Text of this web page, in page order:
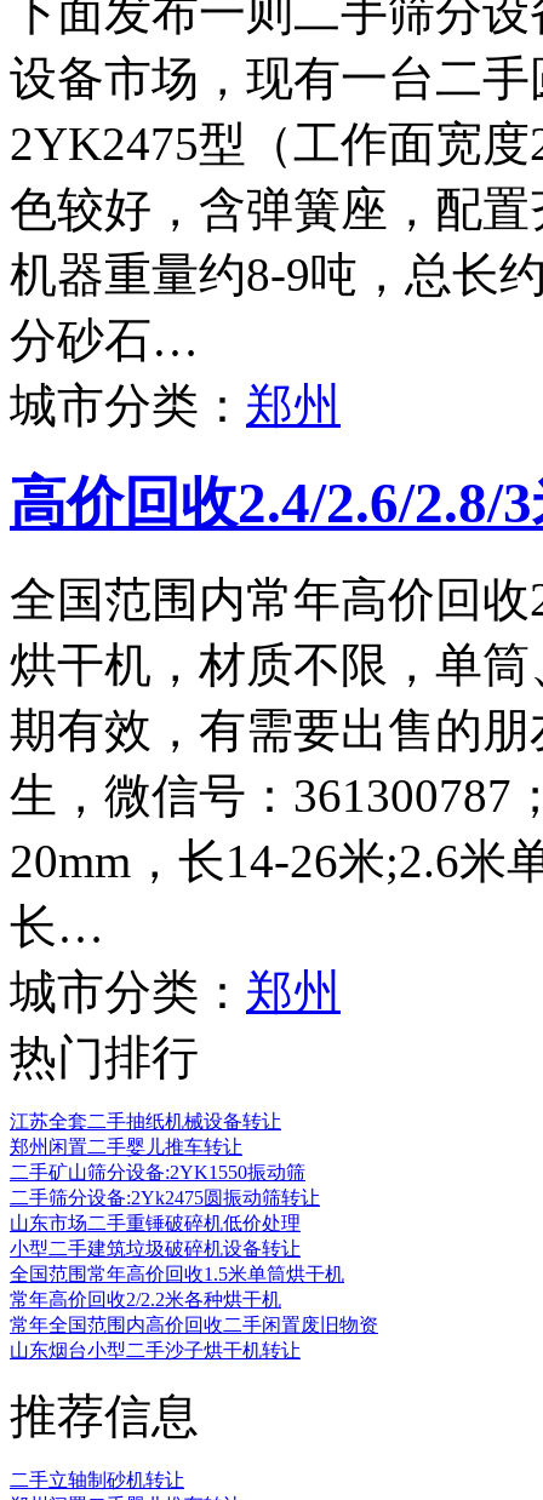
下面发布一则二手筛分
设备市场，现有一台二
2YK2475型（工作面宽
色较好，含弹簧座，配
机器重量约8-9吨，总长
分砂石…
城市分类： 郑州
高价回收2.4/2.6/2.8/
全国范围内常年高价回收
烘干机，材质不限，单
期有效，有需要出售的朋
生，微信号：361300787
20mm，长14-26米;2.6米
长…
城市分类： 郑州
热门排行
江苏全套二手抽纸机械设备转让
郑州闲置二手婴儿推车转让
二手矿山筛分设备:2YK1550振动筛
二手筛分设备:2Yk2475圆振动筛转让
山东市场二手重锤破碎机低价处理
小型二手建筑垃圾破碎机设备转让
全国范围常年高价回收1.5米单筒烘干机
常年高价回收2/2.2米各种烘干机
常年全国范围内高价回收二手闲置废旧物资
山东烟台小型二手沙子烘干机转让
推荐信息
二手立轴制砂机转让